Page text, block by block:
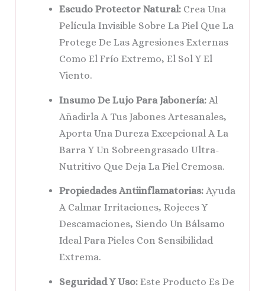
Escudo Protector Natural: Crea Una
Película Invisible Sobre La Piel Que La
Protege De Las Agresiones Externas
Como El Frío Extremo, El Sol Y El
Viento.
Insumo De Lujo Para Jabonería: Al
Añadirla A Tus Jabones Artesanales,
Aporta Una Dureza Excepcional A La
Barra Y Un Sobreengrasado Ultra-
Nutritivo Que Deja La Piel Cremosa.
Propiedades Antiinflamatorias: Ayuda
A Calmar Irritaciones, Rojeces Y
Descamaciones, Siendo Un Bálsamo
Ideal Para Pieles Con Sensibilidad
Extrema.
Seguridad Y Uso: Este Producto Es De